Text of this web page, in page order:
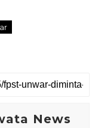
News